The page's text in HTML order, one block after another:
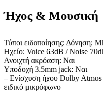
Ήχος & Μουσική
Τύποι ειδοποίησης: Δόνηση;
Ηχείο: Voice 63dB / Noise
Ανοιχτή ακρόαση: Ναι
Υποδοχή 3.5mm jack: Ναι
– Ενίσχυση ήχου Dolby
ειδικό μικρόφωνο